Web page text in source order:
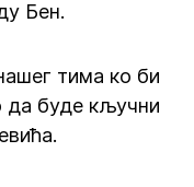
Бен.
тима ко би
буде кључни